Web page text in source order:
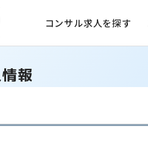
コンサル求人を探す
報